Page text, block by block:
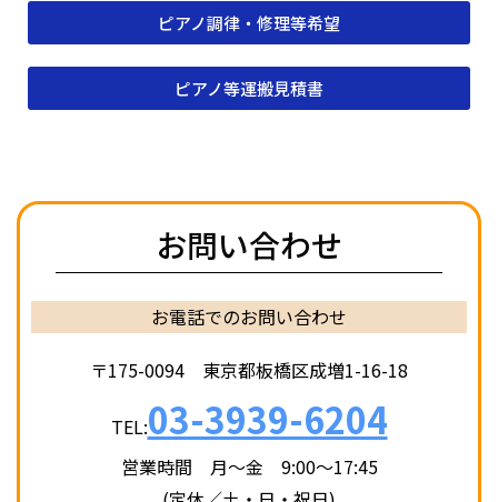
ピアノ調律・修理等希望
ピアノ等運搬見積書
お問い合わせ
お電話でのお問い合わせ
〒175-0094 東京都板橋区成増1-16-18
TEL:03-3939-6204
営業時間 月〜金 9:00〜17:45